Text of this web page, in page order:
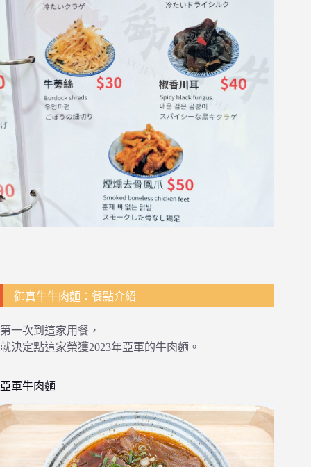
御真牛牛肉麵：餐點介紹
第一次到這家用餐，
就決定點這家榮獲2023年亞軍的牛肉麵。
亞軍牛肉麵